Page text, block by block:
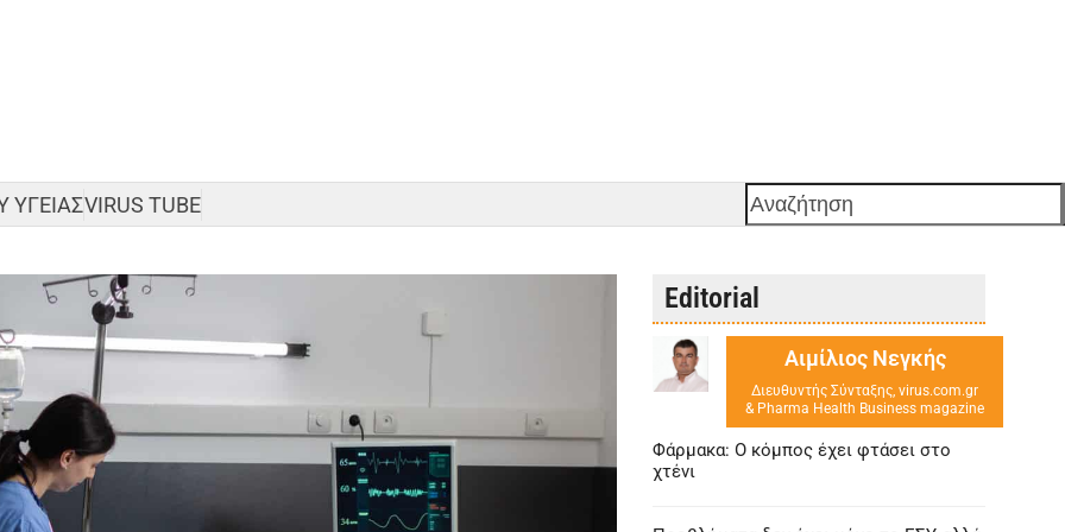
ΥΓΕΙΑΣVIRUS TUBE Αναζήτηση
Editorial
Αιμίλιος Νεγκής
Διευθυντής Σύνταξης, virus.com.gr
& Pharma Health Business magazine
Φάρμακα: Ο κόμπος έχει φτάσει στο
χτένι